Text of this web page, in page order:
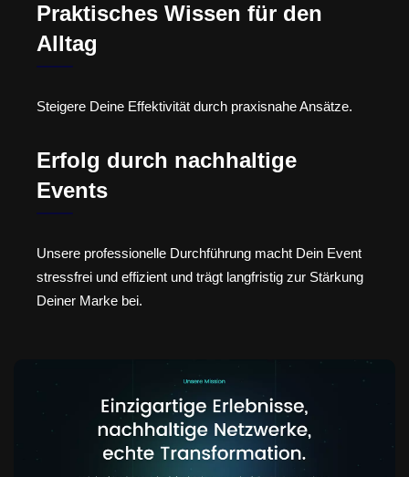
Praktisches Wissen für den
Alltag
Steigere Deine Effektivität durch praxisnahe Ansätze.
Erfolg durch nachhaltige
Events
Unsere professionelle Durchführung macht Dein Event
stressfrei und effizient und trägt langfristig zur Stärkung
Deiner Marke bei.